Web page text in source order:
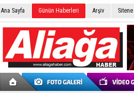
Ana Sayfa Günün Haberleri Arşiv